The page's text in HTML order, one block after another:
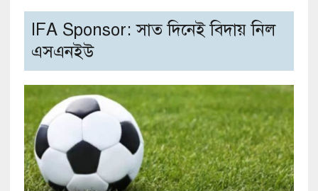
IFA Sponsor: সাত দিনেই বিদায় নিল
এসএনইউ